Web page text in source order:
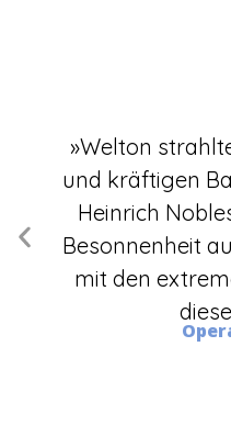
»Welton
und kräftigen
Heinrich
Besonnenheit
mit den